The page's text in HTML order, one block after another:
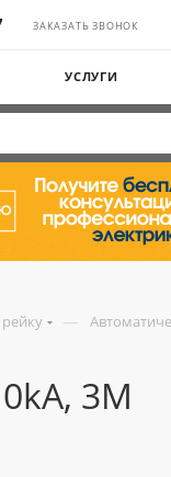
ЗАКАЗАТЬ ЗВОНОК
УСЛУГИ
—
3M